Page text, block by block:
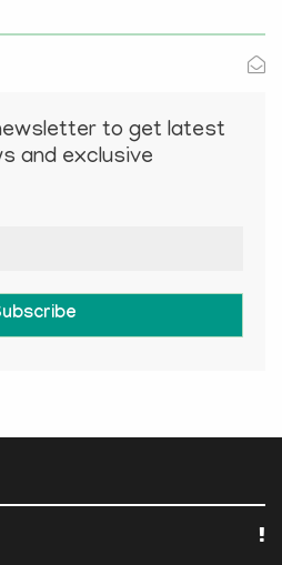
to get latest
and exclusive